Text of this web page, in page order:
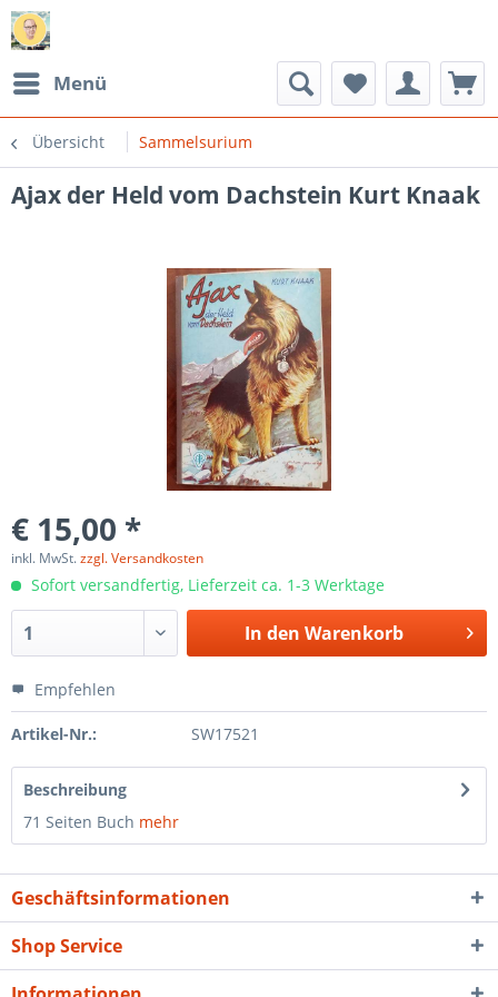
Menü
Übersicht Sammelsurium
Ajax der Held vom Dachstein Kurt Knaak
€ 15,00 *
inkl. MwSt.zzgl. Versandkosten
Sofort versandfertig, Lieferzeit ca. 1-3 Werktage
In den Warenkorb
Empfehlen
Artikel-Nr.: SW17521
Beschreibung
71 Seiten Buch mehr
Geschäftsinformationen
Shop Service